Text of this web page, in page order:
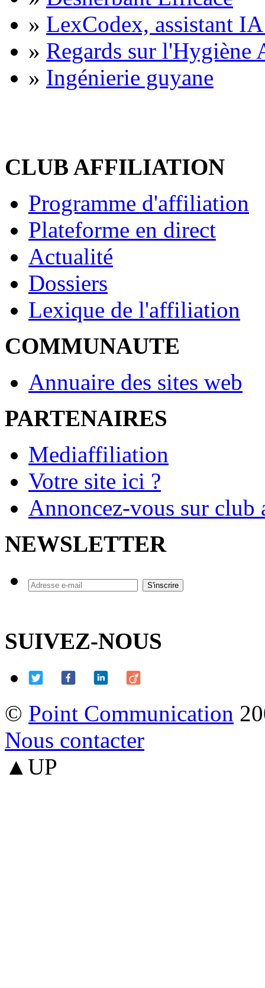
» LexCodex, assistant
» Regards sur l'Hygiène
» Ingénierie guyane
CLUB AFFILIATION
Programme d'affiliation
Plateforme en direct
Actualité
Dossiers
Lexique de l'affiliation
COMMUNAUTE
Annuaire des sites web
PARTENAIRES
Mediaffiliation
Votre site ici ?
Annoncez-vous sur
NEWSLETTER
SUIVEZ-NOUS
© Point Communication
Nous contacter
▲UP